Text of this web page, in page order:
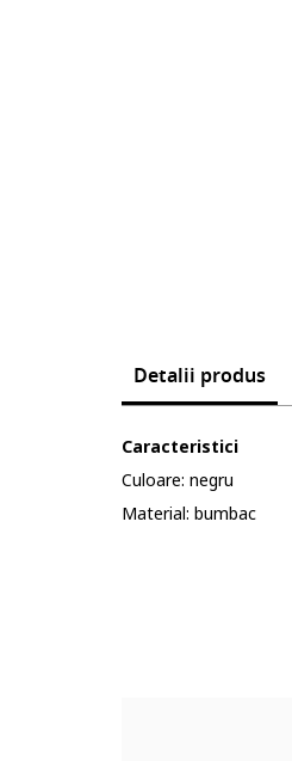
Detalii produs
Caracteristici
Culoare: negru
Material: bumbac